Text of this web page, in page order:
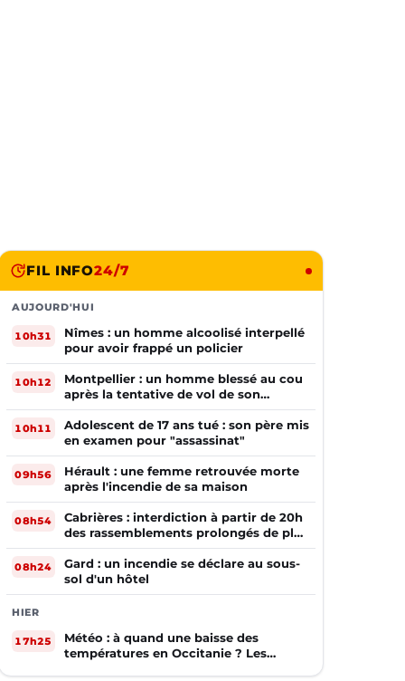
FIL INFO24/7
AUJOURD'HUI
10h31
Nîmes : un homme alcoolisé interpellé
pour avoir frappé un policier
10h12
Montpellier : un homme blessé au cou
après la tentative de vol de son
téléphone
10h11
Adolescent de 17 ans tué : son père mis
en examen pour "assassinat"
09h56
Hérault : une femme retrouvée morte
après l'incendie de sa maison
08h54
Cabrières : interdiction à partir de 20h
des rassemblements prolongés de plus
de deux mineurs non accompagnés
d'un adulte
08h24
Gard : un incendie se déclare au sous-
sol d'un hôtel
HIER
17h25
Météo : à quand une baisse des
températures en Occitanie ? Les